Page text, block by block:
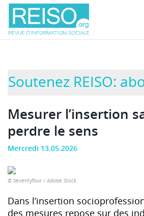
Soutenez REISO:
Mesurer l’insertion
perdre le sens
Mercredi 13.05.2026
© Seventyfour / Adobe Stock
Dans l’insertion
des mesures repose sur des